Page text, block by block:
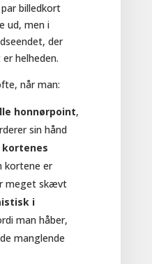
billedkort
ud, men i
der
helheden.
når man:
honnørpoint,
sin hånd
kortene er
meget skævt
i
man håber,
manglende